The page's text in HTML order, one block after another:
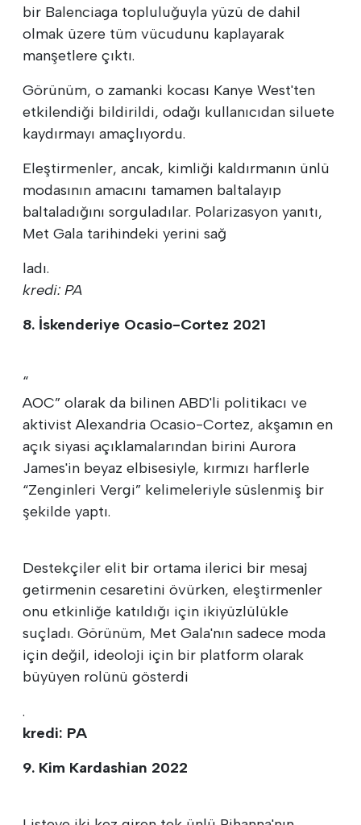
bir Balenciaga topluluğuyla yüzü de dahil
olmak üzere tüm vücudunu kaplayarak
manşetlere çıktı.
Görünüm, o zamanki kocası Kanye West'ten
etkilendiği bildirildi, odağı kullanıcıdan siluete
kaydırmayı amaçlıyordu.
Eleştirmenler, ancak, kimliği kaldırmanın ünlü
modasının amacını tamamen baltalayıp
baltaladığını sorguladılar. Polarizasyon yanıtı,
Met Gala tarihindeki yerini sağ
ladı.
kredi: PA
8. İskenderiye Ocasio-Cortez 2021
“
AOC” olarak da bilinen ABD'li politikacı ve
aktivist Alexandria Ocasio-Cortez, akşamın en
açık siyasi açıklamalarından birini Aurora
James'in beyaz elbisesiyle, kırmızı harflerle
“Zenginleri Vergi” kelimeleriyle süslenmiş bir
şekilde yaptı.
Destekçiler elit bir ortama ilerici bir mesaj
getirmenin cesaretini övürken, eleştirmenler
onu etkinliğe katıldığı için ikiyüzlülükle
suçladı. Görünüm, Met Gala'nın sadece moda
için değil, ideoloji için bir platform olarak
büyüyen rolünü gösterdi
.
kredi: PA
9. Kim Kardashian 2022